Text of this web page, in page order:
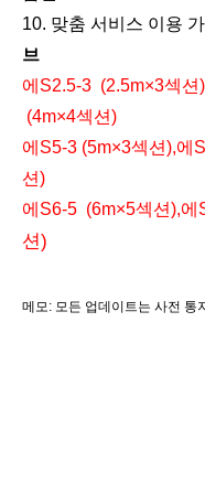
10. 맞춤 서비스 이용
브
에 S2.5-3 (2.5m×3섹션)
(4m×4섹션)
에 S5-3 (5m×3섹션),에 S
션)
에 S6-5 (6m×5섹션),에
션)
메모: 모든 업데이트는 사전 통